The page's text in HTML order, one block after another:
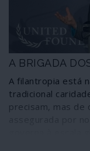
A BRIGADA
A filantropia está
tradicional
precisam, mas de